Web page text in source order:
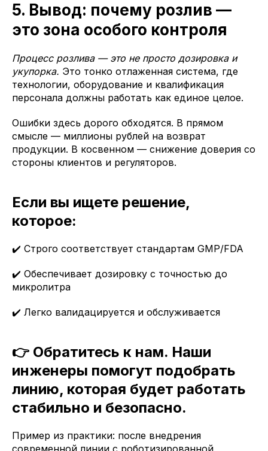
5. Вывод: почему розлив —
это зона особого контроля
Процесс розлива — это не просто дозировка и
укупорка. Это тонко отлаженная система, где
технологии, оборудование и квалификация
персонала должны работать как единое целое.
Ошибки здесь дорого обходятся. В прямом
смысле — миллионы рублей на возврат
продукции. В косвенном — снижение доверия со
стороны клиентов и регуляторов.
Если вы ищете решение,
которое:
✔️ Строго соответствует стандартам GMP/FDA
✔️ Обеспечивает дозировку с точностью до
микролитра
✔️ Легко валидацируется и обслуживается
👉 Обратитесь к нам. Наши
инженеры помогут подобрать
линию, которая будет работать
стабильно и безопасно.
Пример из практики: после внедрения